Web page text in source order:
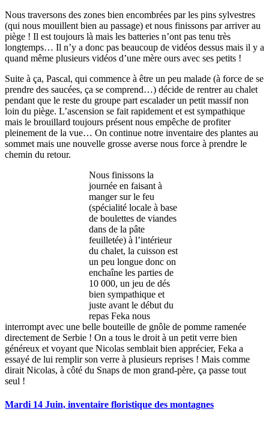
Nous traversons des zones bien encombrées par les pins sylvestres
(qui nous mouillent bien au passage) et nous finissons par arriver au
piège ! Il est toujours là mais les batteries n’ont pas tenu très
longtemps… Il n’y a donc pas beaucoup de vidéos dessus mais il y a
quand même plusieurs vidéos d’une mère ours avec ses petits !
Suite à ça, Pascal, qui commence à être un peu malade (à force de se
prendre des saucées, ça se comprend…) décide de rentrer au chalet
pendant que le reste du groupe part escalader un petit massif non
loin du piège. L’ascension se fait rapidement et est sympathique
mais le brouillard toujours présent nous empêche de profiter
pleinement de la vue… On continue notre inventaire des plantes au
sommet mais une nouvelle grosse averse nous force à prendre le
chemin du retour.
Nous finissons la
journée en faisant à
manger sur le feu
(spécialité locale à base
de boulettes de viandes
dans de la pâte
feuilletée) à l’intérieur
du chalet, la cuisson est
un peu longue donc on
enchaîne les parties de
10 000, un jeu de dés
bien sympathique et
juste avant le début du
repas Feka nous
interrompt avec une belle bouteille de gnôle de pomme ramenée
directement de Serbie ! On a tous le droit à un petit verre bien
généreux et voyant que Nicolas semblait bien apprécier, Feka a
essayé de lui remplir son verre à plusieurs reprises ! Mais comme
dirait Nicolas, à côté du Snaps de mon grand-père, ça passe tout
seul !
Mardi 14 Juin, inventaire floristique des montagnes